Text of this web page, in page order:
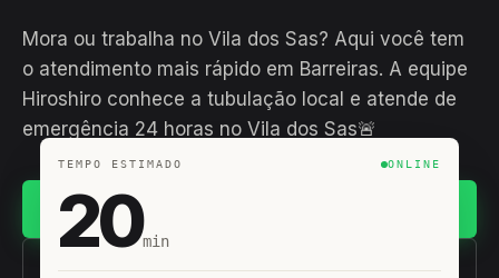
Mora ou trabalha no Vila dos Sas? Aqui você tem
o atendimento mais rápido em Barreiras. A equipe
Hiroshiro conhece a tubulação local e atende de
emergência 24 horas no Vila dos Sas🚨
(11) 93407-8838
TEMPO ESTIMADO ONLINE
20min